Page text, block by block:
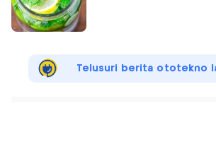
Telusuri berita ototekno